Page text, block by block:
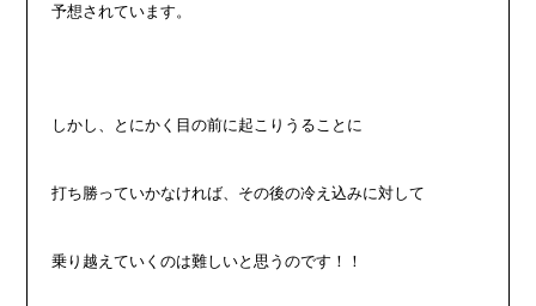
予想されています。
しかし、とにかく目の前に起こりうることに
打ち勝っていかなければ、その後の冷え込みに対して
乗り越えていくのは難しいと思うのです！！